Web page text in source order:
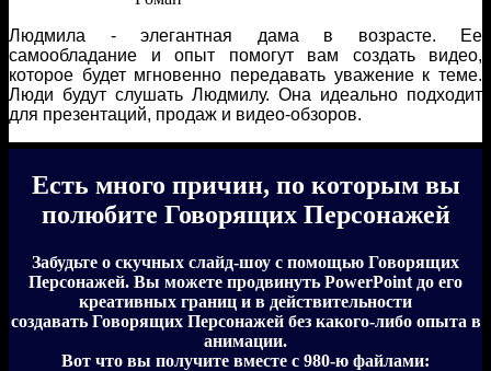
Людмила - элегантная дама в возрасте. Ее
самообладание и опыт помогут вам создать видео,
которое будет мгновенно передавать уважение к теме.
Люди будут слушать Людмилу. Она идеально подходит
для презентаций, продаж и видео-обзоров.
Есть много причин, по которым вы
полюбите Говорящих Персонажей
Забудьте о скучных слайд-шоу с помощью Говорящих
Персонажей. Вы можете продвинуть PowerPoint до его
креативных границ и в действительности
создавать Говорящих Персонажей без какого-либо опыта в
анимации.
Вот что вы получите вместе с 980-ю файлами: